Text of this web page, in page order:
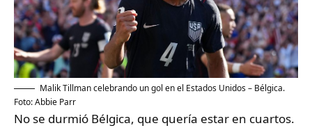
Malik Tillman celebrando un gol en el Estados Unidos – Bélgica.
Foto: Abbie Parr
No se durmió Bélgica, que quería estar en cuartos.